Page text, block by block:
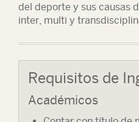
del deporte y sus causas
inter, multi y
Requisitos de
Académicos